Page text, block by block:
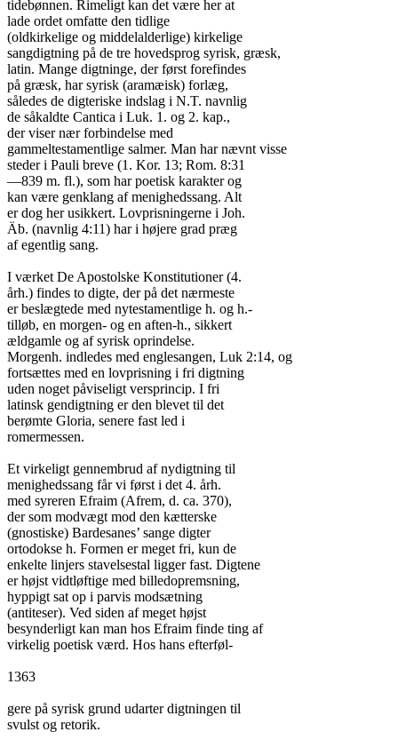
tidebønnen. Rimeligt kan det være her at
lade ordet omfatte den tidlige
(oldkirkelige og middelalderlige) kirkelige
sangdigtning på de tre hovedsprog syrisk, græsk,
latin. Mange digtninge, der først forefindes
på græsk, har syrisk (aramæisk) forlæg,
således de digteriske indslag i N.T. navnlig
de såkaldte Cantica i Luk. 1. og 2. kap.,
der viser nær forbindelse med
gammeltestamentlige salmer. Man har nævnt visse
steder i Pauli breve (1. Kor. 13; Rom. 8:31
—839 m. fl.), som har poetisk karakter og
kan være genklang af menighedssang. Alt
er dog her usikkert. Lovprisningerne i Joh.
Äb. (navnlig 4:11) har i højere grad præg
af egentlig sang.
I værket De Apostolske Konstitutioner (4.
årh.) findes to digte, der på det nærmeste
er beslægtede med nytestamentlige h. og h.-
tilløb, en morgen- og en aften-h., sikkert
ældgamle og af syrisk oprindelse.
Morgenh. indledes med englesangen, Luk 2:14, og
fortsættes med en lovprisning i fri digtning
uden noget påviseligt versprincip. I fri
latinsk gendigtning er den blevet til det
berømte Gloria, senere fast led i
romermessen.
Et virkeligt gennembrud af nydigtning til
menighedssang får vi først i det 4. årh.
med syreren Efraim (Afrem, d. ca. 370),
der som modvægt mod den kætterske
(gnostiske) Bardesanes’ sange digter
ortodokse h. Formen er meget fri, kun de
enkelte linjers stavelsestal ligger fast. Digtene
er højst vidtløftige med billedopremsning,
hyppigt sat op i parvis modsætning
(antiteser). Ved siden af meget højst
besynderligt kan man hos Efraim finde ting af
virkelig poetisk værd. Hos hans efterføl-
1363
gere på syrisk grund udarter digtningen til
svulst og retorik.